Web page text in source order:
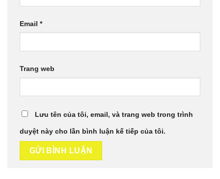
Email *
Trang web
Lưu tên của tôi, email, và trang web trong trình
duyệt này cho lần bình luận kế tiếp của tôi.